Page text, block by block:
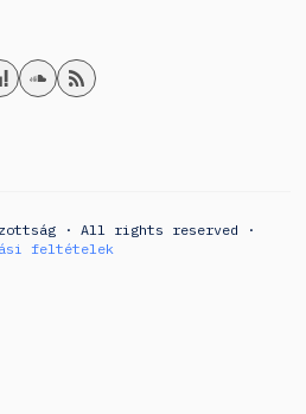
· All rights reserved ·
feltételek